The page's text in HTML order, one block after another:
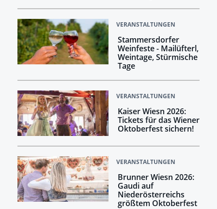
VERANSTALTUNGEN
Stammersdorfer
Weinfeste - Mailüfterl,
Weintage, Stürmische
Tage
VERANSTALTUNGEN
Kaiser Wiesn 2026:
Tickets für das Wiener
Oktoberfest sichern!
VERANSTALTUNGEN
Brunner Wiesn 2026:
Gaudi auf
Niederösterreichs
größtem Oktoberfest